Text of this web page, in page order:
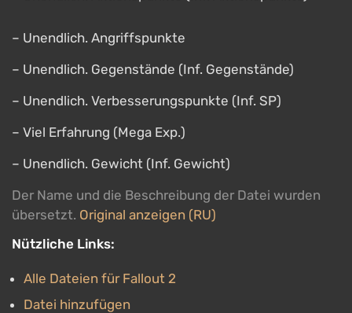
– Unendlich. Angriffspunkte
– Unendlich. Gegenstände (Inf. Gegenstände)
– Unendlich. Verbesserungspunkte (Inf. SP)
– Viel Erfahrung (Mega Exp.)
– Unendlich. Gewicht (Inf. Gewicht)
Der Name und die Beschreibung der Datei wurden
übersetzt. Original anzeigen (RU)
Nützliche Links:
Alle Dateien für Fallout 2
Datei hinzufügen